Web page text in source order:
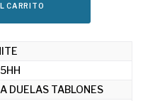
CARRITO
DUELAS TABLONES